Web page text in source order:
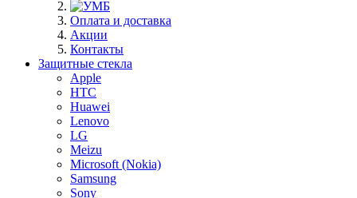
Оплата и доставка
Акции
Контакты
Защитные стекла
Apple
HTC
Huawei
Lenovo
LG
Meizu
Microsoft (Nokia)
Samsung
Sony